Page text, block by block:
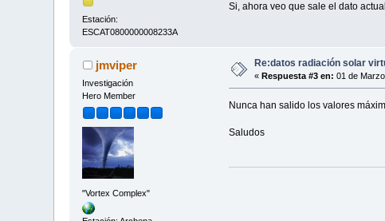
Estación:
ESCAT0800000008233A
Si, ahora veo que sale el dato
jmviper
Investigación
Hero Member
"Vortex Complex"
Re:datos radiación solar
«Respuesta #3 en: 01 de
Nunca han salido los valores
Saludos